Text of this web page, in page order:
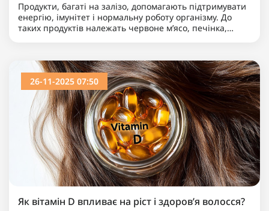
Продукти, багаті на залізо, допомагають підтримувати
енергію, імунітет і нормальну роботу організму. До
таких продуктів належать червоне м’ясо, печінка,
26-11-2025 07:50
Як вітамін D впливає на ріст і здоров’я волосся?